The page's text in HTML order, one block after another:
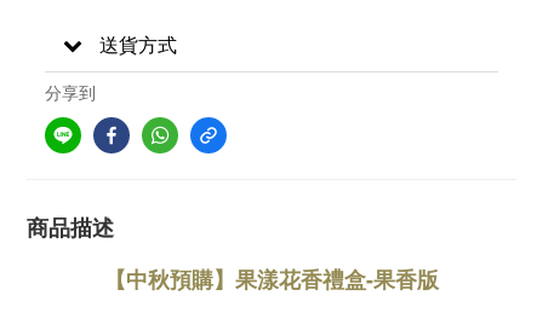
送貨方式
分享到
商品描述
【中秋預購】果漾花香禮盒-果香版